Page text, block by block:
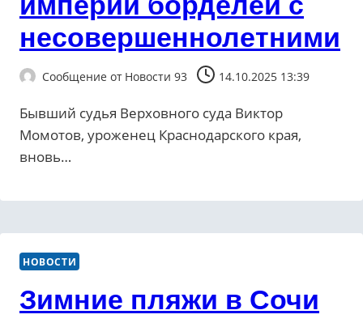
несовершеннолетними
Сообщение от Новости 93 14.10.2025 13:39
Бывший судья Верховного суда Виктор
Момотов, уроженец Краснодарского края,
вновь…
НОВОСТИ
Зимние пляжи в Сочи